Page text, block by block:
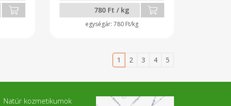
780 Ft / kg
780 Ft/kg
1 2 3 4 5
Natúr kozmetikumok